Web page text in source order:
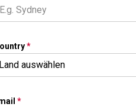
*
Land auswählen
*